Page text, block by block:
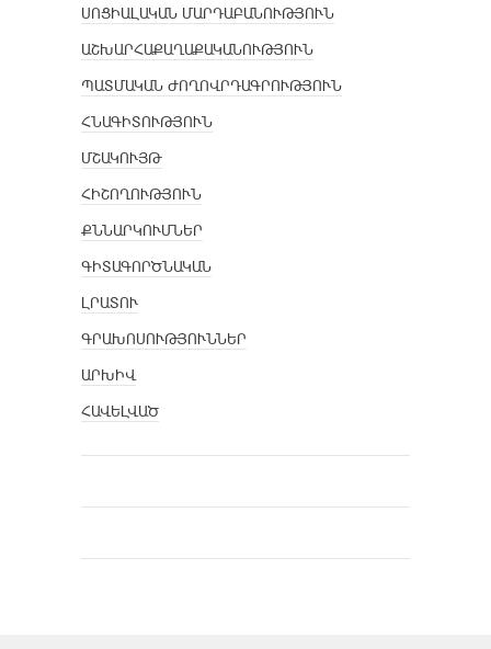
ՍՈՑԻԱԼԱԿԱՆ ՄԱՐԴԱԲԱՆՈՒԹՅՈՒՆ
ԱՇԽԱՐՀԱՔԱՂԱՔԱԿԱՆՈՒԹՅՈՒՆ
ՊԱՏՄԱԿԱՆ ԺՈՂՈՎՐԴԱԳՐՈՒԹՅՈՒՆ
ՀՆԱԳԻՏՈՒԹՅՈՒՆ
ՄՇԱԿՈՒՅԹ
ՀԻՇՈՂՈՒԹՅՈՒՆ
ՔՆՆԱՐԿՈՒՄՆԵՐ
ԳԻՏԱԳՈՐԾՆԱԿԱՆ
ԼՐԱՏՈՒ
ԳՐԱԽՈՍՈՒԹՅՈՒՆՆԵՐ
ԱՐԽԻՎ
ՀԱՎԵԼՎԱԾ